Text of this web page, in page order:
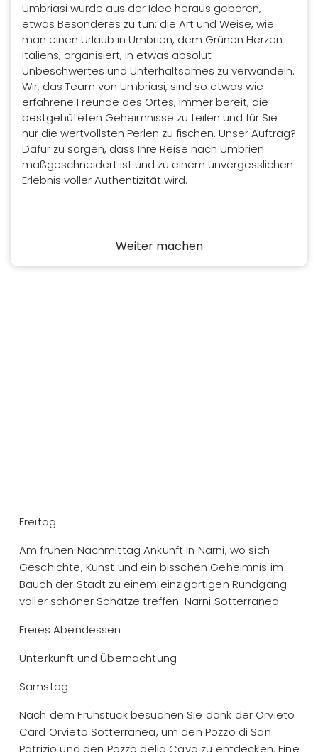
Freitag
Am frühen Nachmittag Ankunft in Narni, wo sich
Geschichte, Kunst und ein bisschen Geheimnis im
Bauch der Stadt zu einem einzigartigen Rundgang
voller schöner Schätze treffen: Narni Sotterranea.
Freies Abendessen
Unterkunft und Übernachtung
Samstag
Nach dem Frühstück besuchen Sie dank der Orvieto
Card Orvieto Sotterranea, um den Pozzo di San
Umbriasi wurde aus der Idee heraus geboren,
etwas Besonderes zu tun: die Art und Weise, wie
man einen Urlaub in Umbrien, dem Grünen Herzen
Italiens, organisiert, in etwas absolut
Unbeschwertes und Unterhaltsames zu verwandeln.
Wir, das Team von Umbriasi, sind so etwas wie
erfahrene Freunde des Ortes, immer bereit, die
bestgehüteten Geheimnisse zu teilen und für Sie
nur die wertvollsten Perlen zu fischen. Unser Auftrag?
Dafür zu sorgen, dass Ihre Reise nach Umbrien
maßgeschneidert ist und zu einem unvergesslichen
Erlebnis voller Authentizität wird.
Weiter machen